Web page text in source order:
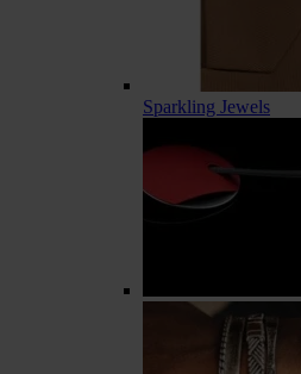
Sparkling Jewels